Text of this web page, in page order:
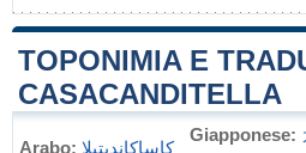
TOPONIMIA E
CASACANDITELLA
Arabo: كاساكانديتيلا
Giapponese: